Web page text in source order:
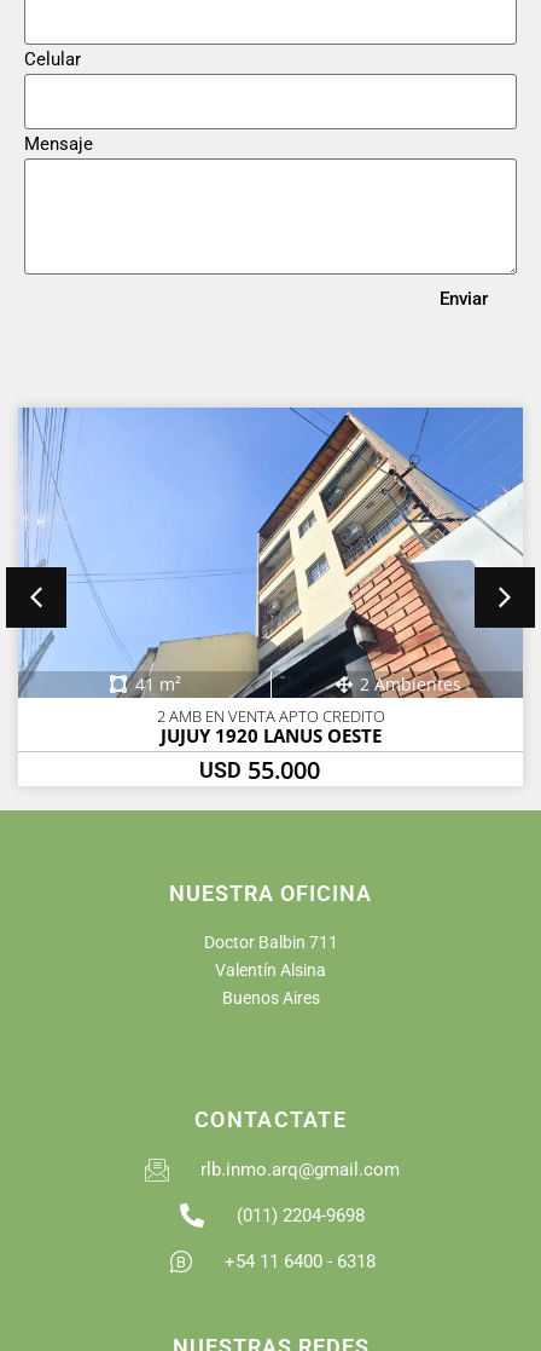
Celular
Mensaje
Enviar
41 m² 2 Ambientes
2 AMB EN VENTA APTO CREDITO
JUJUY 1920 LANUS OESTE
USD 55.000
NUESTRA OFICINA
Doctor Balbin 711
Valentín Alsina
Buenos Aires
CONTACTATE
rlb.inmo.arq@gmail.com
(011) 2204-9698
+54 11 6400 - 6318